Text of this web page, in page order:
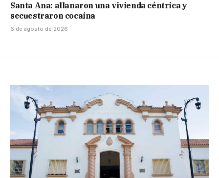
Santa Ana: allanaron una vivienda céntrica y
secuestraron cocaína
6 de agosto de 2026